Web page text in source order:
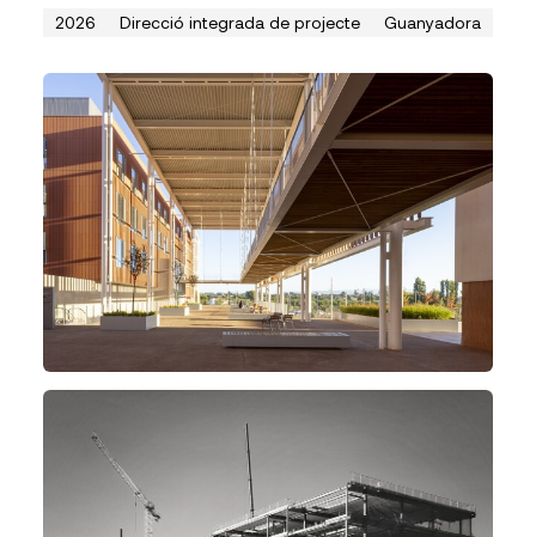
2026 Direcció integrada de projecte Guanyadora